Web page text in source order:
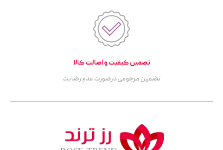
تصمین کیفیت و اصالت کالا
تضمین مرجوعی درصورت عدم رضایت